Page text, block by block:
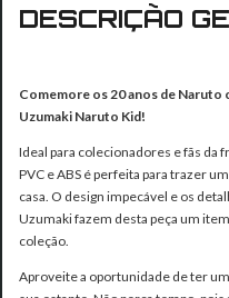
DESCRIÇÃO
Comemore os 20 anos de Naruto
Uzumaki Naruto Kid!
Ideal para colecionadores e fãs da
PVC e ABS é perfeita para trazer
casa. O design impecável e os
Uzumaki fazem desta peça um
coleção.
Aproveite a oportunidade de ter